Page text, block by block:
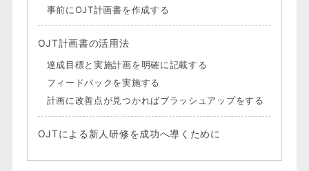
事前にOJT計画書を作成する
OJT計画書の活用法
達成目標と実施計画を明確に記載する
フィードバックを実施する
計画に改善点が見つかればブラッシュアップをする
OJTによる新人研修を成功へ導くために